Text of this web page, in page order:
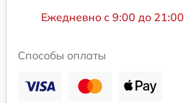
Ежедневно с 9:00 до 21:00
Способы оплаты